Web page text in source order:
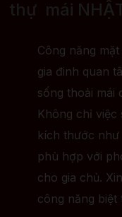
thự mái
Công năng
gia đinh quan
sống thoải mái
Không chỉ
kích thước
phù hợp với
cho gia chủ.
công năng biệt